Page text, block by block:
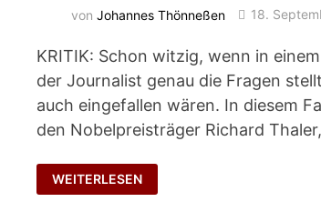
vonJohannes Thönneßen 18.
KRITIK: Schon witzig, wenn in
der Journalist genau die Fragen
auch eingefallen wären. In diesem
den Nobelpreisträger Richard
INTERVIEW
MIT
EINEM
WEITERLESEN